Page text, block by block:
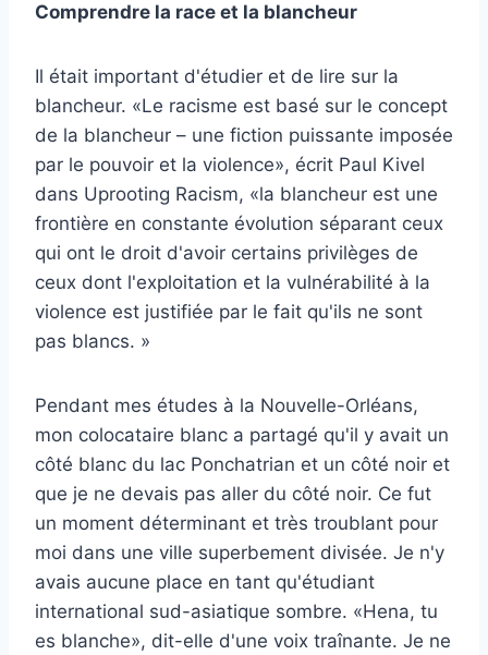
Comprendre la race et la blancheur
Il était important d'étudier et de lire sur la
blancheur. «Le racisme est basé sur le concept
de la blancheur – une fiction puissante imposée
par le pouvoir et la violence», écrit Paul Kivel
dans Uprooting Racism, «la blancheur est une
frontière en constante évolution séparant ceux
qui ont le droit d'avoir certains privilèges de
ceux dont l'exploitation et la vulnérabilité à la
violence est justifiée par le fait qu'ils ne sont
pas blancs. »
Pendant mes études à la Nouvelle-Orléans,
mon colocataire blanc a partagé qu'il y avait un
côté blanc du lac Ponchatrian et un côté noir et
que je ne devais pas aller du côté noir. Ce fut
un moment déterminant et très troublant pour
moi dans une ville superbement divisée. Je n'y
avais aucune place en tant qu'étudiant
international sud-asiatique sombre. «Hena, tu
es blanche», dit-elle d'une voix traînante. Je ne